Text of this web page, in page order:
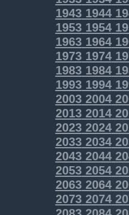
19431944
19531954
19631964
19731974
19831984
19931994
20032004
20132014
20232024
20332034
20432044
20532054
20632064
20732074